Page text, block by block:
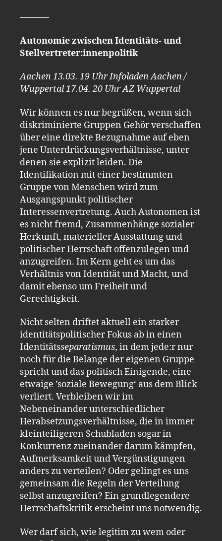
———-
Autonomie zwischen Identitäts- und
Stellvertreter:innenpolitik
Aachen 13.03. 19 Uhr Infoladen Aachen /
Wuppertal 17.04. 20 Uhr AZ Wuppertal
Wir können es nur begrüßen, wenn sich
diskriminierte Gruppen Gehör verschaffen
über eine direkte Bezugnahme auf eben
jene Unterdrückungsverhältnisse, unter
denen sie explizit leiden. Die
Identifikation mit einer bestimmten
Gruppe von Menschen wird zum
Ausgangspunkt politischer
Interessenvertretung. Auch Autonomen ist
es nicht fremd, Zusammenhänge sozialer
Herkunft, materieller Ausstattung und
politischer Herrschaft offenzulegen und
anzugreifen. Im Kern geht es um das
Verhältnis von Identität und Macht, und
damit ebenso um Freiheit und
Gerechtigkeit.
Nicht selten driftet aktuell ein starker
identitätspolitischer Fokus ab in einen
Identitätsseparatismus, in dem jede:r nur
noch für die Belange der eigenen Gruppe
spricht und das politisch Einigende, eine
etwaige ’soziale Bewegung‘ aus dem Blick
verliert. Verbleiben wir im
Nebeneinander unterschiedlicher
Herabsetzungsverhältnisse, die in immer
kleinteiligeren Schubladen sogar in
Konkurrenz zueinander darum kämpfen,
Aufmerksamkeit und Vergünstigungen
anders zu verteilen? Oder gelingt es uns
gemeinsam die Regeln der Verteilung
selbst anzugreifen? Ein grundlegendere
Herrschaftskritik erscheint uns notwendig.
Wer darf sich, wie legitim zu wem oder